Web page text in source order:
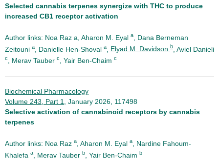
Selected cannabis terpenes synergize with THC to produce
increased CB1 receptor activation
Author links: Noa Raz a, Aharon M. Eyal a
, Dana Berneman
Zeitouni a , Danielle Hen-Shoval a Elyad M. Davidson b , Aviel Danieli
c , Merav Tauber c , Yair Ben-Chaim c
Biochemical Pharmacology
Volume 243, Part 1
, January 2026, 117498
Selective activation of cannabinoid receptors by cannabis
terpenes
Author links: Noa Raz a , Aharon M. Eyal a
, Nardine Fahoum-
Khalefa a , Merav Tauber b , Yair Ben-Chaim b